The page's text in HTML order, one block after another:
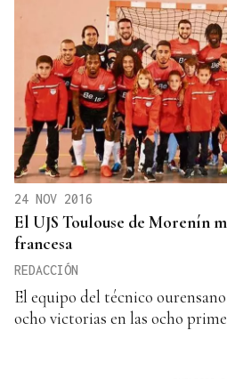
24 NOV 2016
El UJS Toulouse de Morenín
francesa
REDACCIÓN
El equipo del técnico
ocho victorias en las ocho